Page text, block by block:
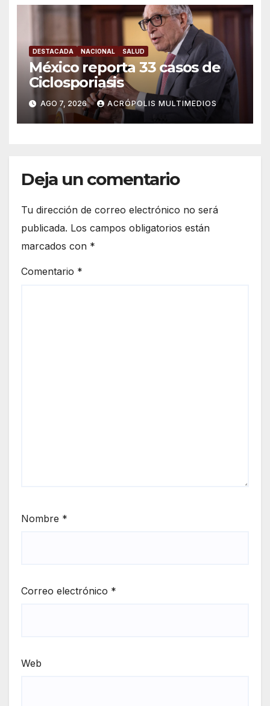
DESTACADA NACIONAL SALUD
México reporta 33 casos de
Ciclosporiasis
AGO 7, 2026 ACRÓPOLIS MULTIMEDIOS
Deja un comentario
Tu dirección de correo electrónico no será
publicada. Los campos obligatorios están
marcados con *
Comentario *
Nombre *
Correo electrónico *
Web